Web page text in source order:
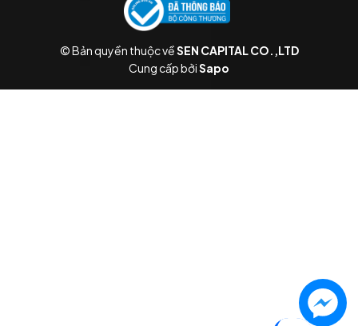
© Bản quyền thuộc vềSEN CAPITAL CO.,LTD
Cung cấp bởiSapo